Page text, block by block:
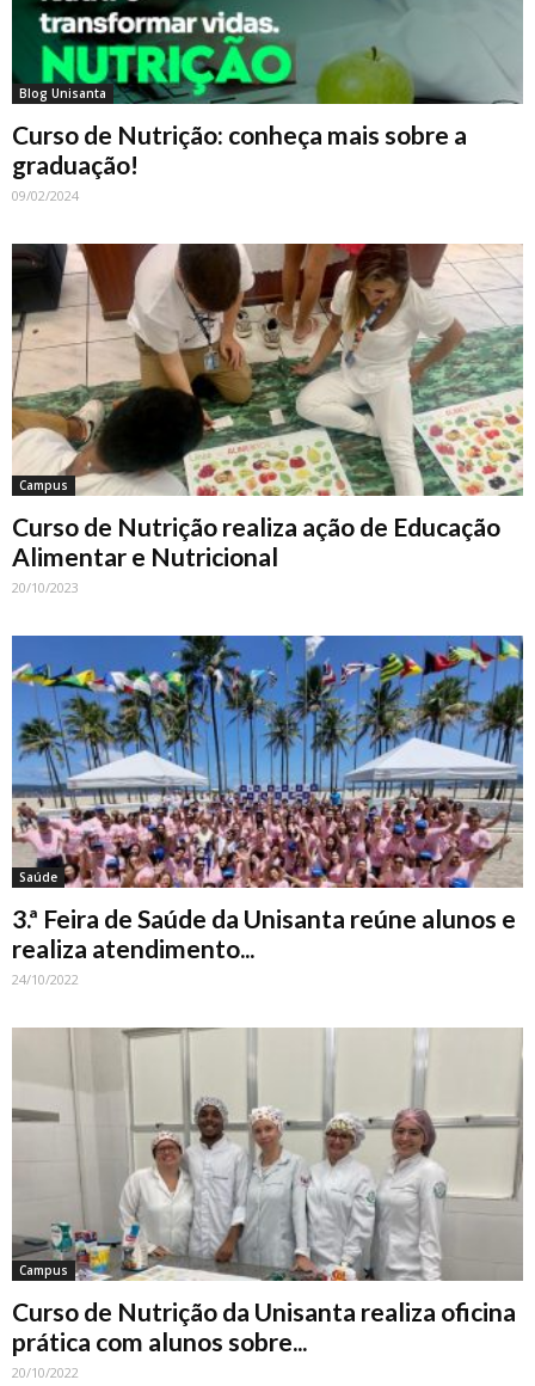
Blog Unisanta
Curso de Nutrição: conheça mais sobre a
graduação!
09/02/2024
Campus
Curso de Nutrição realiza ação de Educação
Alimentar e Nutricional
20/10/2023
Saúde
3.ª Feira de Saúde da Unisanta reúne alunos e
realiza atendimento...
24/10/2022
Campus
Curso de Nutrição da Unisanta realiza oficina
prática com alunos sobre...
20/10/2022